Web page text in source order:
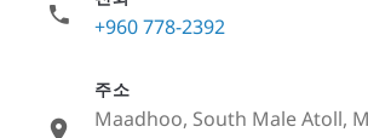
+960 778-2392
주소
Maadhoo, South Male Atoll,